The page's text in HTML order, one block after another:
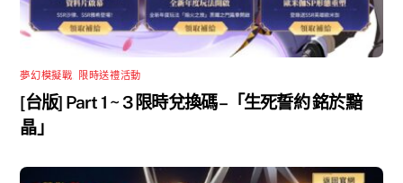
夢幻模擬戰 限時送禮活動
[台版] Part 1 ~ 3 限時兌換碼 –「生死誓約 銘於黯
晶」